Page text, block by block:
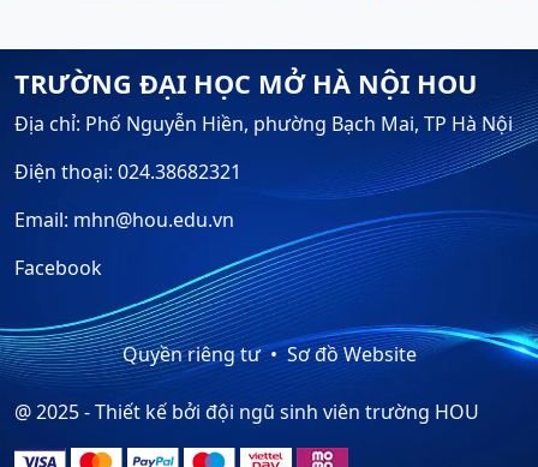
TRƯỜNG ĐẠI HỌC MỞ HÀ NỘI HOU
Địa chỉ: Phố Nguyễn Hiền, phường Bạch Mai, TP Hà Nội
Điện thoại: 024.38682321
Email: mhn@hou.edu.vn
Facebook
Quyền riêng tư Sơ đồ Website
@ 2025 - Thiết kế bởi đội ngũ sinh viên trường HOU